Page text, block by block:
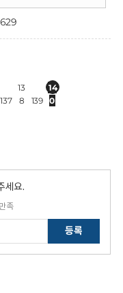
137
13
8
139
14
0
세요.
족
등록